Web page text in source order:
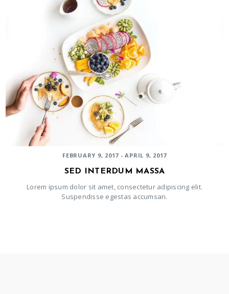
FEBRUARY 9, 2017 - APRIL 9, 2017
SED INTERDUM MASSA
Lorem ipsum dolor sit amet, consectetur adipiscing elit.
Suspendisse egestas accumsan.